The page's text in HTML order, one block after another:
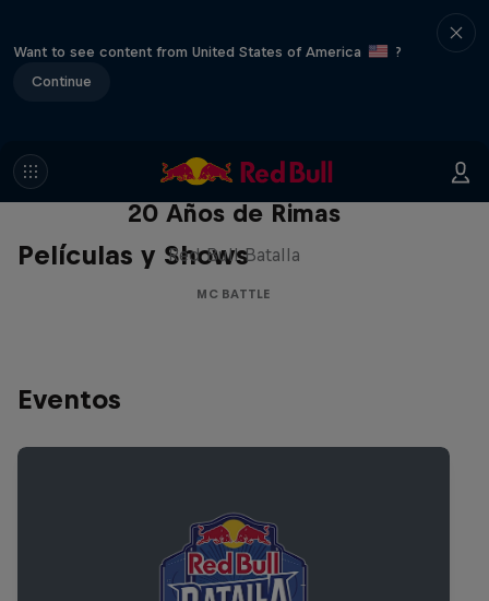
Want to see content from United States of America
?
Continue
Películas y Shows
Red Bull Batalla Nueva Historia:
20 Años de Rimas
Red Bull Batalla
MC BATTLE
Eventos